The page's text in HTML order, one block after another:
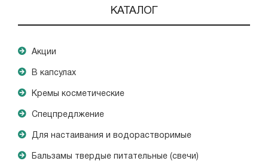
КАТАЛОГ
Акции
В капсулах
Кремы косметические
Спецпредлжение
Для настаивания и водорастворимые
Бальзамы твердые питательные (свечи)